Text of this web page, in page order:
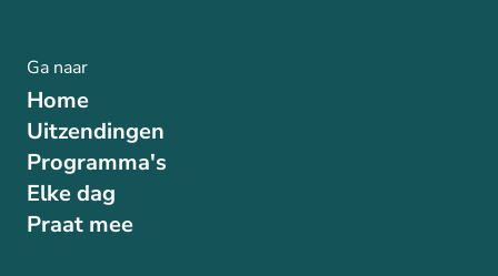
Ga naar
Home
Uitzendingen
Programma's
Elke dag
Praat mee